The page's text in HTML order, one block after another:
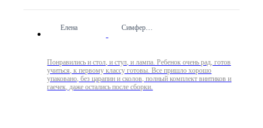
Елена Симферополь
Понравились и стол, и стул, и лампа. Ребенок очень рад, готов
учиться, к первому классу готовы. Все пришло хорошо
упаковано, без царапин и сколов, полный комплект винтиков и
гаечек, даже остались после сборки.